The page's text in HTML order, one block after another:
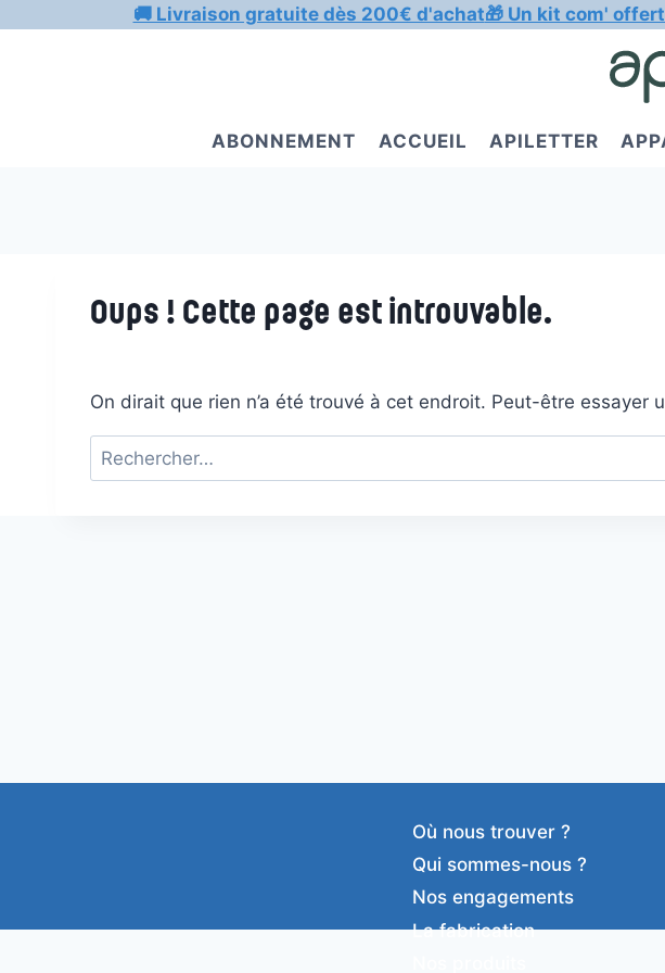
🚚 Livraison gratuite dès 200€ d'achat🎁 Un kit com'
ABONNEMENT ACCUEIL APILETTER
Oups ! Cette page est introuvable.
On dirait que rien n’a été trouvé à cet endroit. Peut-être essayer
Rechercher :
Où nous trouver ?
Qui sommes-nous ?
Nos engagements
La fabrication